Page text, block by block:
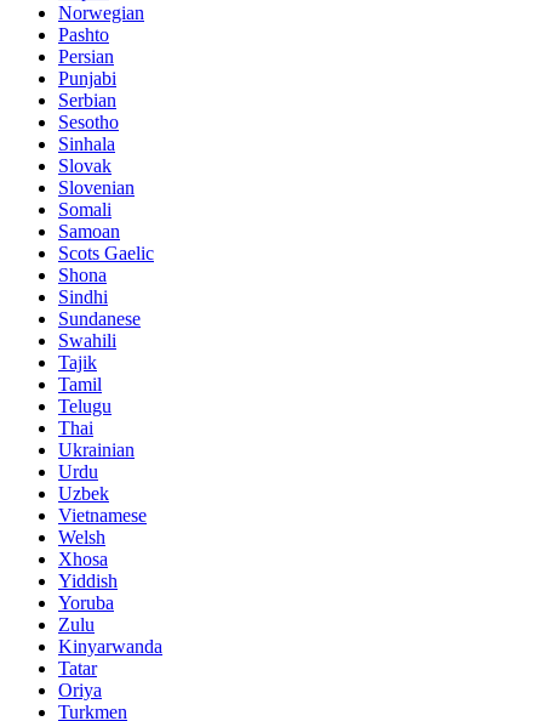
Norwegian
Pashto
Persian
Punjabi
Serbian
Sesotho
Sinhala
Slovak
Slovenian
Somali
Samoan
Scots Gaelic
Shona
Sindhi
Sundanese
Swahili
Tajik
Tamil
Telugu
Thai
Ukrainian
Urdu
Uzbek
Vietnamese
Welsh
Xhosa
Yiddish
Yoruba
Zulu
Kinyarwanda
Tatar
Oriya
Turkmen